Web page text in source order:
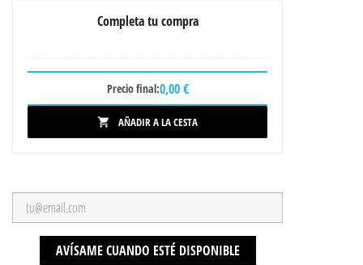
Completa tu compra
Precio final:0,00 €
 AÑADIR A LA CESTA
AVÍSAME CUANDO ESTÉ DISPONIBLE